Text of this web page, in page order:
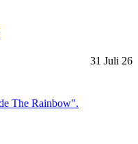
31 Juli 26